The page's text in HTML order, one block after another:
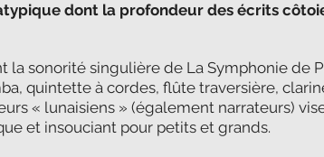
dont la profondeur des écrits
la sonorité singulière de La Symphonie de
quintette à cordes, flûte traversière,
« lunaisiens » (également narrateurs)
et insouciant pour petits et grands.